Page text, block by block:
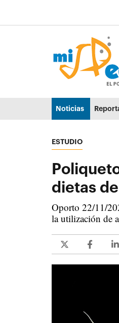
Ir al menú principal (alt + u)
Noticias
ESTUDIO
dietas
Oporto 22/11/
la utilización de